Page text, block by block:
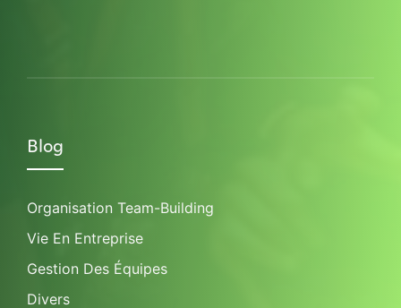
Blog
Organisation Team-Building
Vie En Entreprise
Gestion Des Équipes
Divers